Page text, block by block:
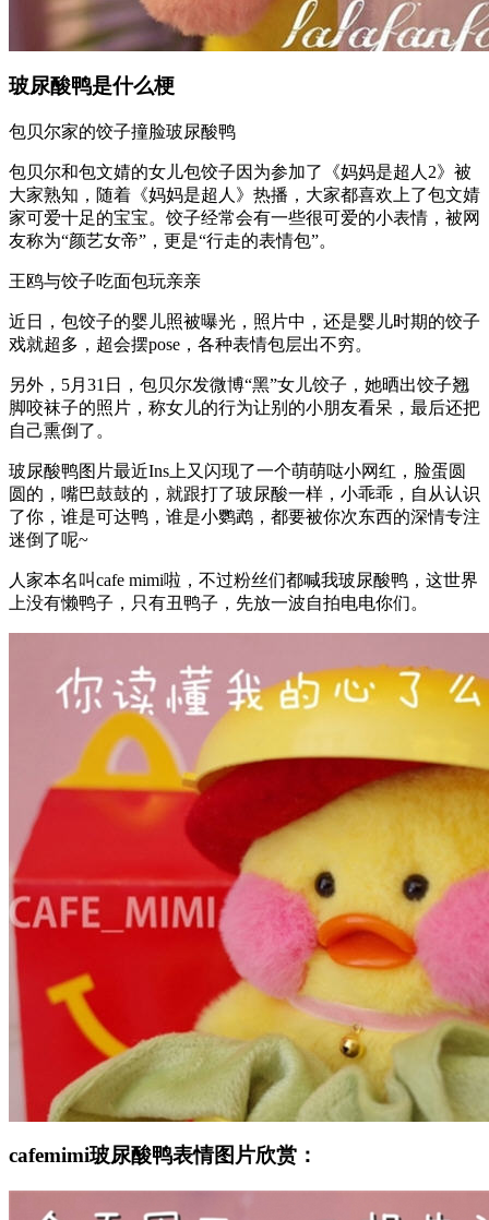
玻尿酸鸭是什么梗
包贝尔家的饺子撞脸玻尿酸鸭
包贝尔和包文婧的女儿包饺子因为参加了《妈妈是超人2》被
大家熟知，随着《妈妈是超人》热播，大家都喜欢上了包文婧
家可爱十足的宝宝。饺子经常会有一些很可爱的小表情，被网
友称为“颜艺女帝”，更是“行走的表情包”。
王鸥与饺子吃面包玩亲亲
近日，包饺子的婴儿照被曝光，照片中，还是婴儿时期的饺子
戏就超多，超会摆pose，各种表情包层出不穷。
另外，5月31日，包贝尔发微博“黑”女儿饺子，她晒出饺子翘
脚咬袜子的照片，称女儿的行为让别的小朋友看呆，最后还把
自己熏倒了。
玻尿酸鸭图片最近Ins上又闪现了一个萌萌哒小网红，脸蛋圆
圆的，嘴巴鼓鼓的，就跟打了玻尿酸一样，小乖乖，自从认识
了你，谁是可达鸭，谁是小鹦鹉，都要被你次东西的深情专注
迷倒了呢~
人家本名叫cafe mimi啦，不过粉丝们都喊我玻尿酸鸭，这世界
上没有懒鸭子，只有丑鸭子，先放一波自拍电电你们。
cafemimi玻尿酸鸭表情图片欣赏：